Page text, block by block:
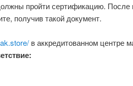
пройти сертификацию. После
получив такой документ.
в аккредитованном центре